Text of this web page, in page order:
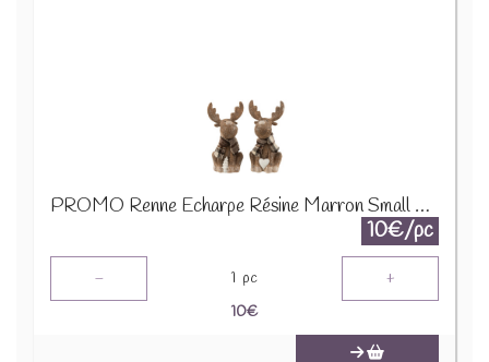
PROMO Renne Echarpe Résine Marron Small Assortiment De 2 16963 1890
10€/pc
- 1 pc +
10€